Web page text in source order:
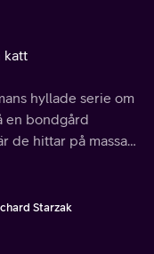
katt
hyllade serie om
en bondgård
de hittar på massa
Starzak